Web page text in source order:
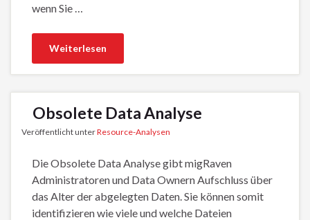
wenn Sie …
Weiterlesen
Obsolete Data Analyse
Veröffentlicht unterResource-Analysen
Die Obsolete Data Analyse gibt migRaven
Administratoren und Data Ownern Aufschluss über
das Alter der abgelegten Daten. Sie können somit
identifizieren wie viele und welche Dateien